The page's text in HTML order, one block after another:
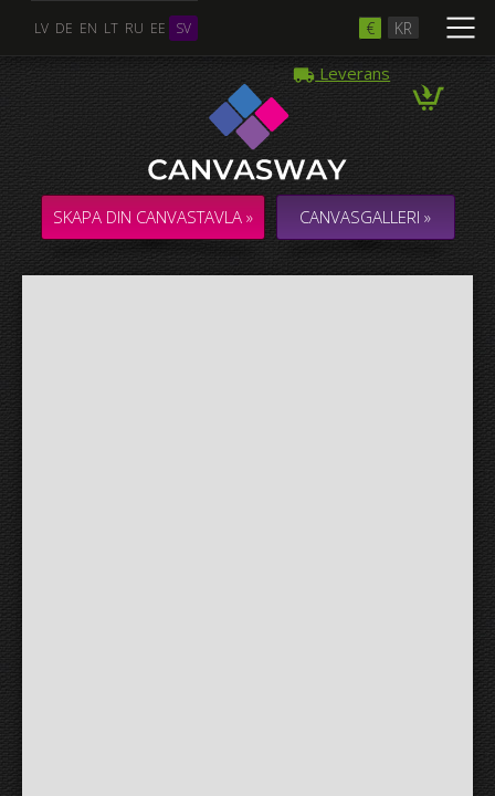
LV DE EN LT RU EE SV € KR
Leverans
SKAPA DIN CANVASTAVLA » CANVASGALLERI »
Flera Foton
COLLAGE / KOMPOSITION med flera foton